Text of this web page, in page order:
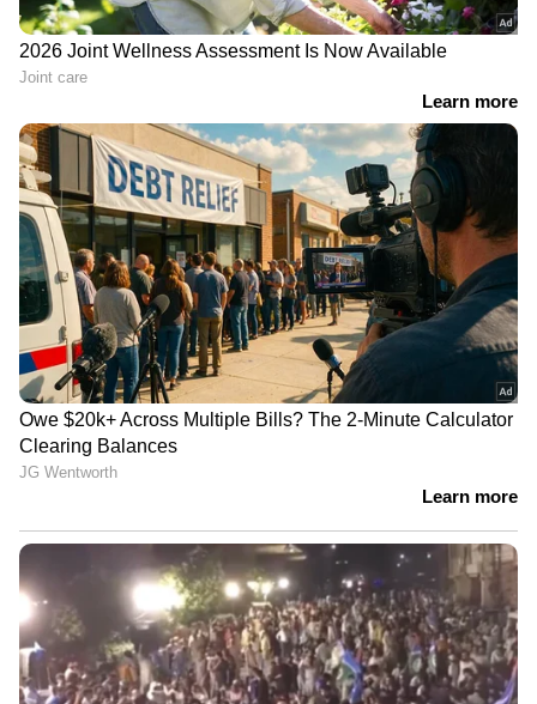
ശശി നാരങ്ങായിൽ, ഹുസൈൻ മടവൂർ, പി.സി.
അഹമ്മദ്‌കുട്ടി ഹാജി എന്നിവർ
രക്ഷാധികാരികളാണ്. കെ. സുരേഷ്
ചെയർമാനും കെ.കെ. ആലിക്കുട്ടി ജനറൽ
കൺവീനറും എം. ഗിരീഷ് ട്രഷററുമാണ്.
Read also:വധശിക്ഷക്ക് വിധിച്ചു; പ്രവാസി
മലയാളിയുടെ ജീവൻ രക്ഷിക്കാൻ വേണ്ടത്